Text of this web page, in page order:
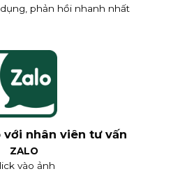
phản hồi nhanh nhất
nhân viên tư vấn
ZALO
vào ảnh